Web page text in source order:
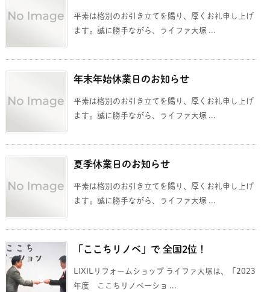
平素は格別のお引き立てを賜り、厚くお礼申し上げ
ます。誠に勝手ながら、ライファ大塚 ...
年末年始休業日のお知らせ
平素は格別のお引き立てを賜り、厚くお礼申し上げ
ます。誠に勝手ながら、ライファ大塚 ...
夏季休業日のお知らせ
平素は格別のお引き立てを賜り、厚くお礼申し上げ
ます。誠に勝手ながら、ライファ大塚 ...
「ここちリノベ」で 全国2位！
LIXILリフォームショップ ライファ大塚は、「2023
年度 ここちリノベーショ ...